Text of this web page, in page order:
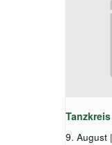
9. August